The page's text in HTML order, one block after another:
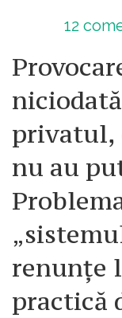
12
privatul,
nu au
renunțe
practică